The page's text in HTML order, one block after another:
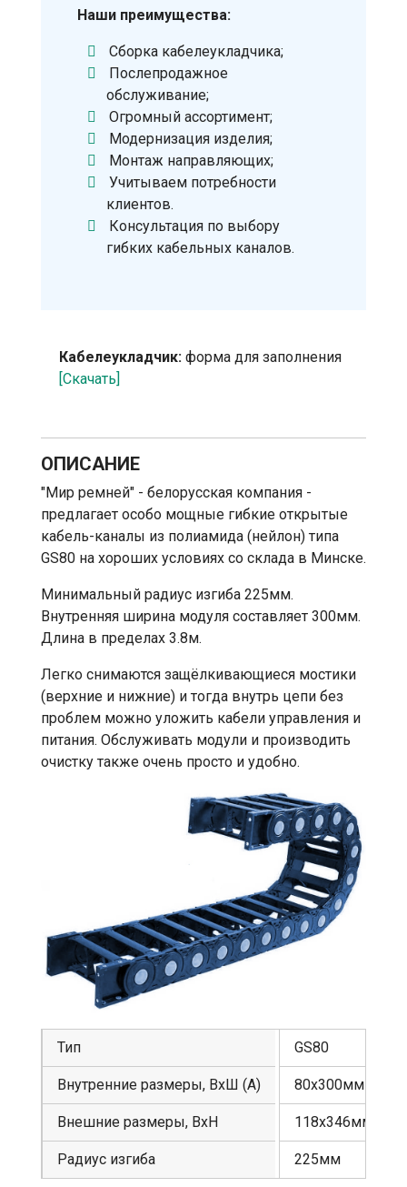
Наши преимущества:
Сборка кабелеукладчика;
Послепродажное
обслуживание;
Огромный ассортимент;
Модернизация изделия;
Монтаж направляющих;
Учитываем потребности
клиентов.
Консультация по выбору
гибких кабельных каналов.
Кабелеукладчик: форма для заполнения
[Скачать]
ОПИСАНИЕ
"Мир ремней" - белорусская компания -
предлагает особо мощные гибкие открытые
кабель-каналы из полиамида (нейлон) типа
GS80 на хороших условиях со склада в Минске.
Минимальный радиус изгиба 225мм.
Внутренняя ширина модуля составляет 300мм.
Длина в пределах 3.8м.
Легко снимаются защёлкивающиеся мостики
(верхние и нижние) и тогда внутрь цепи без
проблем можно уложить кабели управления и
питания. Обслуживать модули и производить
очистку также очень просто и удобно.
Тип
Внутренние размеры, ВхШ (А)
Внешние размеры, ВхН
Радиус изгиба
GS80
80х300мм
118х346мм
225мм